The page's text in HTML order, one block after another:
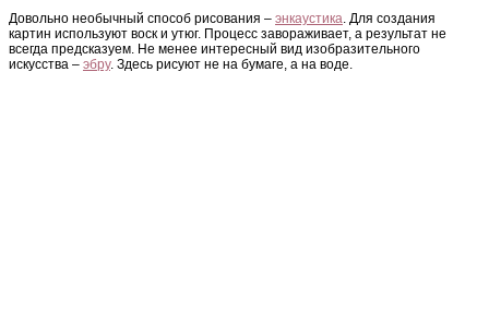
Довольно необычный способ рисования – энкаустика. Для создания
картин используют воск и утюг. Процесс завораживает, а результат не
всегда предсказуем. Не менее интересный вид изобразительного
искусства – эбру. Здесь рисуют не на бумаге, а на воде.